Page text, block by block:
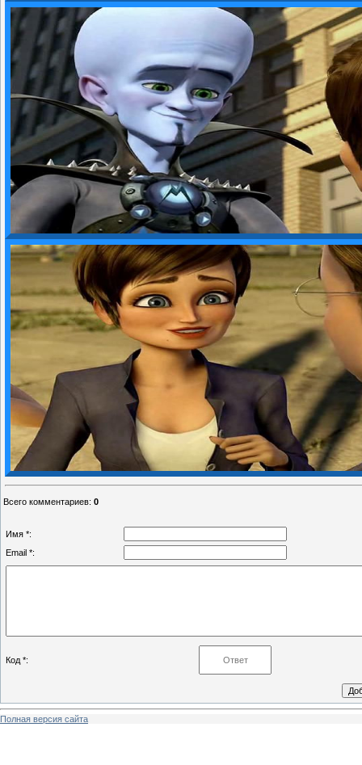
Всего комментариев: 0
Имя *:
Email *:
Код *:
Полная версия сайта